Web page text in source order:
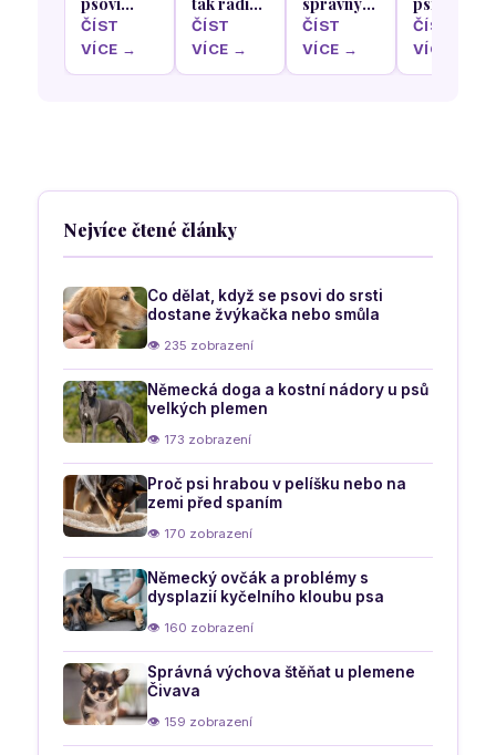
hlavou
když
ČÍST
VÍCE →
olizují
krém z
ČÍST
VÍCE →
pelíšek
podle
nejoblíbenější
ČÍST
VÍCE →
schovávají
pod stůl
ČÍST
VÍCE →
Nejvíce čtené články
Co dělat, když se psovi do srsti
dostane žvýkačka nebo smůla
👁 235 zobrazení
Německá doga a kostní nádory u psů
velkých plemen
👁 173 zobrazení
Proč psi hrabou v pelíšku nebo na
zemi před spaním
👁 170 zobrazení
Německý ovčák a problémy s
dysplazií kyčelního kloubu psa
👁 160 zobrazení
Správná výchova štěňat u plemene
Čivava
👁 159 zobrazení